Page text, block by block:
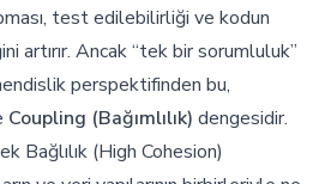
test edilebilirliği ve kodun
artırır. Ancak “tek bir sorumluluk”
perspektifinden bu,
Coupling (Bağımlılık) dengesidir.
Bağlılık (High Cohesion)